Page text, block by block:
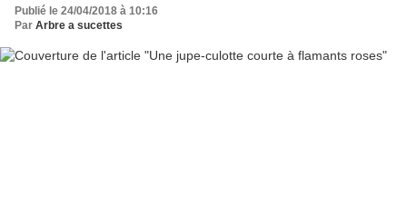
Publié le 24/04/2018 à 10:16
Par Arbre a sucettes